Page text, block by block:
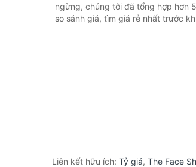
ngừng, chúng tôi đã tổng hợp hơn
so sánh giá, tìm giá rẻ nhất trước
Liên kết hữu ích: Tỷ giá, The Face